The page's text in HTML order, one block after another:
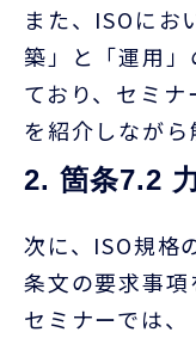
また、 ISOにお
築」と「運用
ており、セミ
を紹介しながら
2. 箇条7.2
次に、 ISO規格
条文の要求事項
セミナーでは、